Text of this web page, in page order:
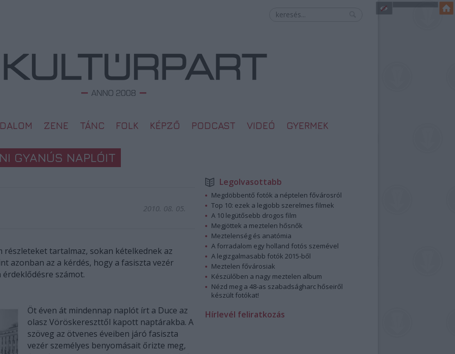
ZENE TÁNC FOLK KÉPZŐ PODCAST VIDEÓ GYERMEK
GYANÚS NAPLÓIT
2010. 08. 05.
részleteket tartalmaz, sokan kételkednek az
azonban az a kérdés, hogy a fasiszta vezér
számot.
Öt éven át mindennap naplót írt a Duce az
olasz Vöröskereszttől kapott naptárakba. A
szöveg az ötvenes éveiben járó fasiszta
vezér személyes benyomásait őrizte meg,
Legolvasottabb
Megdöbbentő fotók a néptelen fővárosról
Top 10: ezek a legjobb szerelmes filmek
A 10 legütősebb drogos film
Megjöttek a meztelen hősnők
Meztelenség és anatómia
A forradalom egy holland fotós szemével
A legizgalmasabb fotók 2015-ből
Meztelen fővárosiak
Készülőben a nagy meztelen album
Nézd meg a 48-as szabadságharc hőseiről
készült fotókat!
Hírlevél feliratkozás